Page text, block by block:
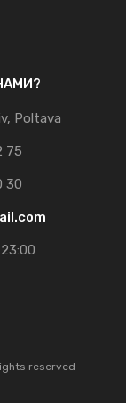
Poltava
75
30
reserved